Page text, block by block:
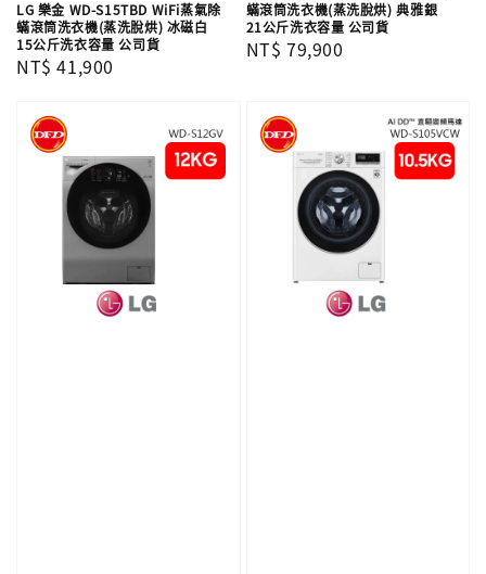
LG 樂金 WD-S15TBD WiFi蒸氣除
蟎滾筒洗衣機(蒸洗脫烘) 冰磁白
15公斤洗衣容量 公司貨
Regular
NT$ 41,900
蟎滾筒洗衣機(蒸洗脫烘) 典雅銀
21公斤洗衣容量 公司貨
Regular
NT$ 79,900